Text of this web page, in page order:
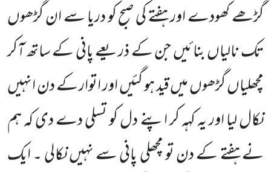
گڑھے کھودے اور ہفتے کی صبح کو دریا سے ان گڑھوں
تک نالیاں بنائیں جن کے ذریعے پانی کے ساتھ آکر
مچھلیاں گڑھوں میں قید ہو گئیں اور اتوار کے دن انہیں
نکال لیا اور یہ کہہ کر اپنے دل کو تسلی دے دی کہ ہم
نے ہفتے کے دن تو مچھلی پانی سے نہیں نکالی ۔ ایک